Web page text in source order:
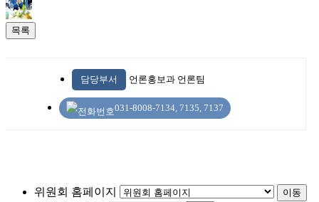
목록
담당부서 언론홍보과 언론팀
031-8008-7134, 7135, 7137
위원회 홈페이지 이동